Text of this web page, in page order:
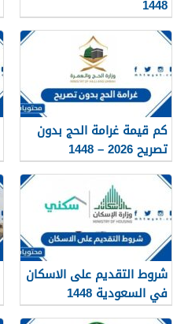
1448
كم قيمة غرامة الحج بدون
تصريح 2026 – 1448
شروط التقديم على الاسكان
في السعودية 1448